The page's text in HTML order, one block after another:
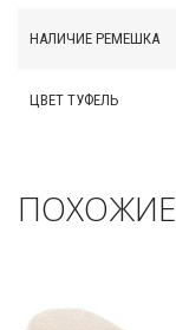
НАЛИЧИЕ РЕМЕШКА
ЦВЕТ ТУФЕЛЬ